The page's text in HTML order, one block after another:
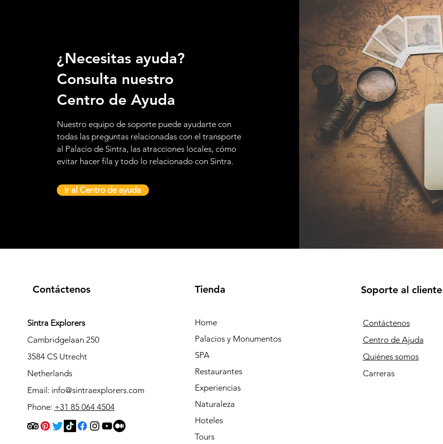
¿Necesitas ayuda?
Consulta nuestro
Centro de Ayuda
Nuestro equipo de soporte puede ayudarte con
todas las preguntas relacionadas con el transporte
al Palacio de Sintra, las atracciones locales, cómo
evitar hacer fila y todo lo relacionado con Sintra.
Ir al Centro de ayuda
Contáctenos
Sintra Explorers
Cambridgelaan 250
3584 CS Utrecht
Netherlands
Email: info@sintraexplorers.com
Phone: +31 85 064 4504
Tienda
Home
Palacios y Monumentos
SPA
Restaurantes
Experiencias
Naturaleza
Hoteles
Tours
Soporte al cliente
Contáctenos
Centro de Ajuda
Quiénes somos
Carreras